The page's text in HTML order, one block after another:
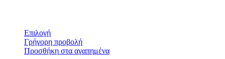
Επιλογή
Γρήγορη προβολή
Προσθήκη στα αγαπημένα